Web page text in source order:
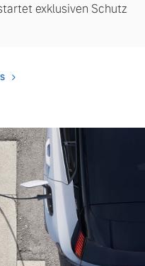
exklusiven Schutz